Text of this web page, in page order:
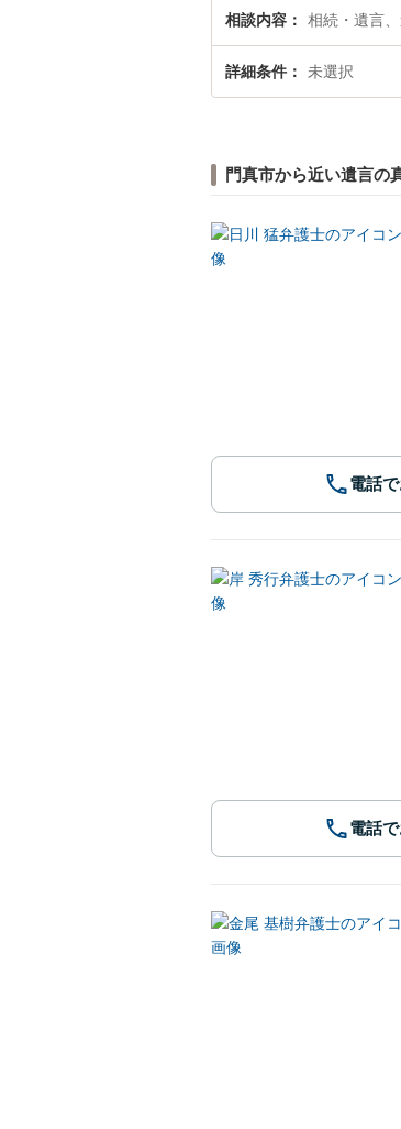
相談内容 相続・遺言
詳細条件 未選択
門真市から近い遺言の
電話
電話